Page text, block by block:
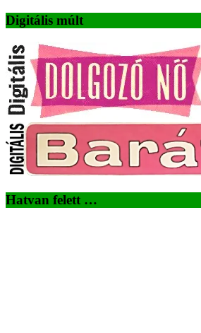
Digitális múlt
Hatvan felett …